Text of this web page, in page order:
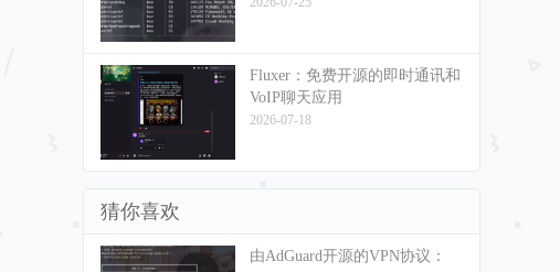
Fluxer：免费开源的即时通讯和
VoIP聊天应用
2026-07-18
猜你喜欢
由AdGuard开源的VPN协议：